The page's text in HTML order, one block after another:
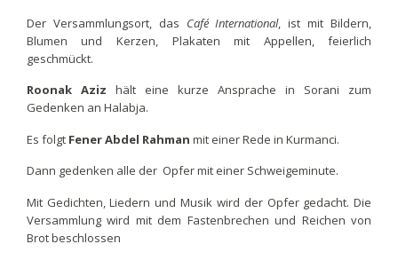
Der Versammlungsort, das Café International, ist mit Bildern,
Blumen und Kerzen, Plakaten mit Appellen, feierlich
geschmückt.
Roonak Aziz hält eine kurze Ansprache in Sorani zum
Gedenken an Halabja.
Es folgt Fener Abdel Rahman mit einer Rede in Kurmanci.
Dann gedenken alle der Opfer mit einer Schweigeminute.
Mit Gedichten, Liedern und Musik wird der Opfer gedacht. Die
Versammlung wird mit dem Fastenbrechen und Reichen von
Brot beschlossen